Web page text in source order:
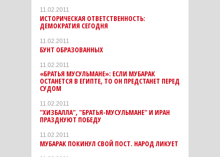
11.02.2011
ИСТОРИЧЕСКАЯ ОТВЕТСТВЕННОСТЬ:
ДЕМОКРАТИЯ СЕГОДНЯ
11.02.2011
БУНТ ОБРАЗОВАННЫХ
11.02.2011
«БРАТЬЯ МУСУЛЬМАНЕ»: ЕСЛИ МУБАРАК
ОСТАНЕТСЯ В ЕГИПТЕ, ТО ОН ПРЕДСТАНЕТ ПЕРЕД
СУДОМ
11.02.2011
"ХИЗБАЛЛА", "БРАТЬЯ-МУСУЛЬМАНЕ" И ИРАН
ПРАЗДНУЮТ ПОБЕДУ
11.02.2011
МУБАРАК ПОКИНУЛ СВОЙ ПОСТ. НАРОД ЛИКУЕТ